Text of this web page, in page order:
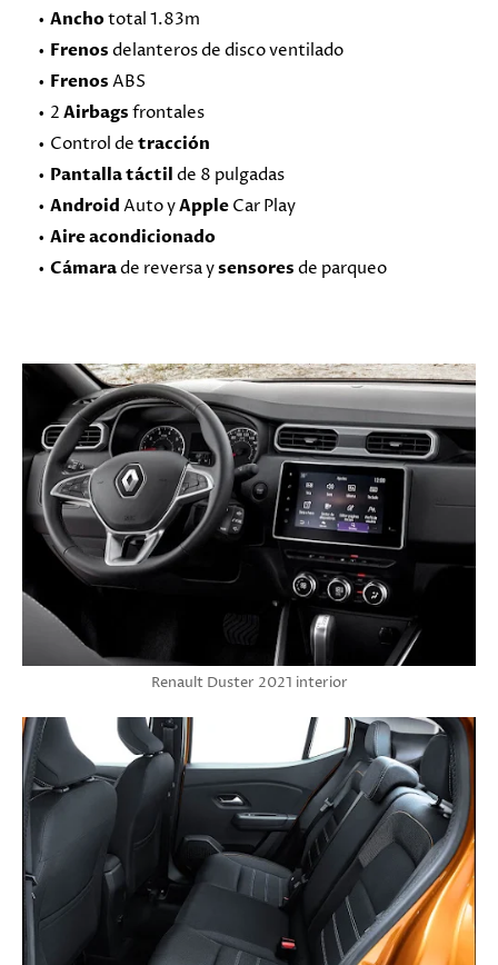
Anchototal 1.83m
Frenos delanteros de disco ventilado
Frenos ABS
2 Airbags frontales
Control de tracción
Pantalla táctil de 8 pulgadas
Android Auto yApple Car Play
Aire acondicionado
Cámarade reversa ysensores de parqueo
Renault Duster 2021 interior